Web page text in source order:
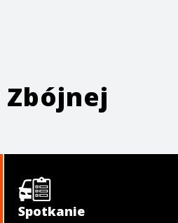
Zbójnej
Spotkanie